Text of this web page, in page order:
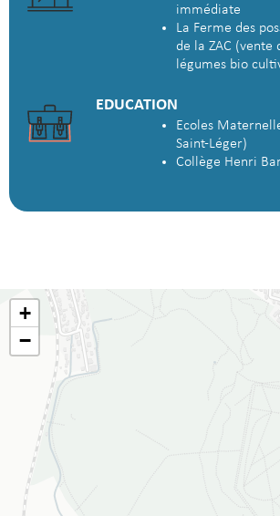
immédiate
La Ferme des
de la ZAC (vente
légumes bio
EDUCATION
Ecoles
Saint-Léger)
Collège Henri
+
−